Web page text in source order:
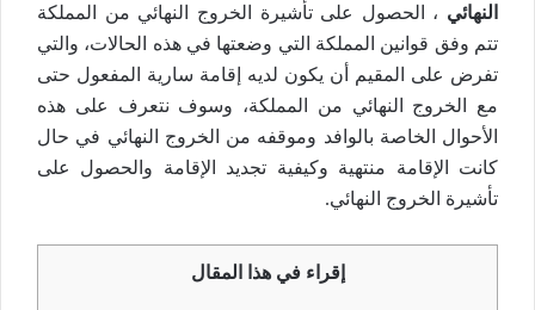
النهائي ، الحصول على تأشيرة الخروج النهائي من المملكة
تتم وفق قوانين المملكة التي وضعتها في هذه الحالات، والتي
تفرض على المقيم أن يكون لديه إقامة سارية المفعول حتى
مع الخروج النهائي من المملكة، وسوف نتعرف على هذه
الأحوال الخاصة بالوافد وموقفه من الخروج النهائي في حال
كانت الإقامة منتهية وكيفية تجديد الإقامة والحصول على
تأشيرة الخروج النهائي.
إقراء في هذا المقال